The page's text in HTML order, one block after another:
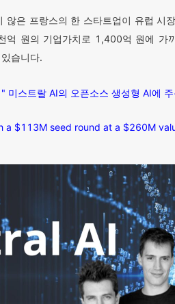
은 프랑스의 한 스타트업이 유럽 시
억 원의 기업가치로 1,400억 원에 가
습니다.
미스트랄 AI의 오픈소스 생성형 AI에 주
a $113M seed round at a $260M